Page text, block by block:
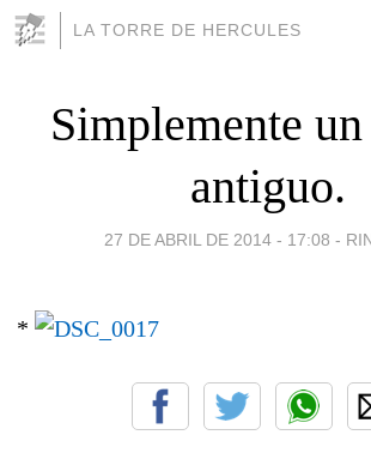
LA TORRE DE HERCULES
Simplemente
antiguo.
27 DE ABRIL DE 2014 - 17:08 -
*